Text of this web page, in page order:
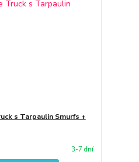
s Tarpaulin Smurfs +
3-7 dní